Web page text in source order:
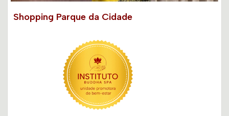
Shopping Parque da Cidade